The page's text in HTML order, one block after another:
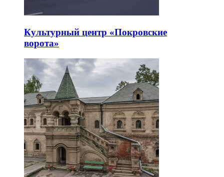
Культурный центр «Покровские
ворота»